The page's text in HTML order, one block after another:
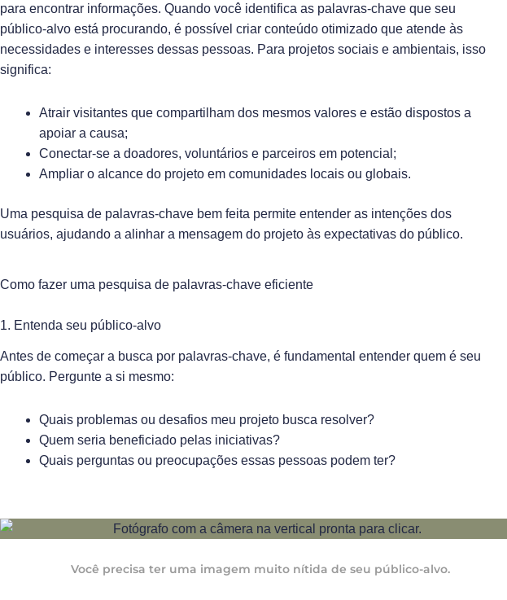
para encontrar informações. Quando você identifica as palavras-chave que seu
público-alvo está procurando, é possível criar conteúdo otimizado que atende às
necessidades e interesses dessas pessoas. Para projetos sociais e ambientais, isso
significa:
Atrair visitantes que compartilham dos mesmos valores e estão dispostos a
apoiar a causa;
Conectar-se a doadores, voluntários e parceiros em potencial;
Ampliar o alcance do projeto em comunidades locais ou globais.
Uma pesquisa de palavras-chave bem feita permite entender as intenções dos
usuários, ajudando a alinhar a mensagem do projeto às expectativas do público.
Como fazer uma pesquisa de palavras-chave eficiente
1. Entenda seu público-alvo
Antes de começar a busca por palavras-chave, é fundamental entender quem é seu
público. Pergunte a si mesmo:
Quais problemas ou desafios meu projeto busca resolver?
Quem seria beneficiado pelas iniciativas?
Quais perguntas ou preocupações essas pessoas podem ter?
Você precisa ter uma imagem muito nítida de seu público-alvo.